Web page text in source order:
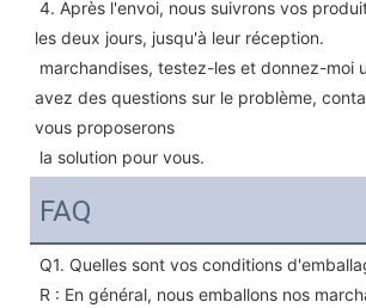
les deux jours, jusqu'à leur réception.
avez des questions sur le problème,
vous proposerons
la solution pour vous.
FAQ
Q1. Quelles sont vos conditions